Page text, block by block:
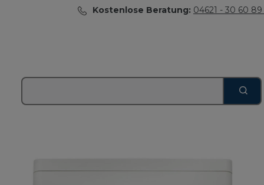
Kostenlose Beratung: 04621 - 30 60